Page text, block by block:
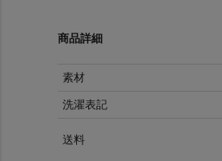
商品詳細
素材
洗濯表記
送料